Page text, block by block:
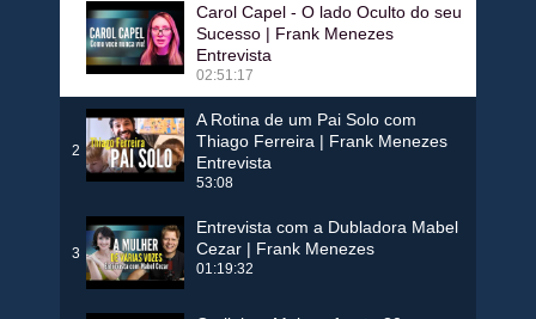
Carol Capel - O lado Oculto do seu
Sucesso | Frank Menezes
Entrevista
02:51:17
2
A Rotina de um Pai Solo com
Thiago Ferreira | Frank Menezes
Entrevista
53:08
3
Entrevista com a Dubladora Mabel
Cezar | Frank Menezes
01:19:32